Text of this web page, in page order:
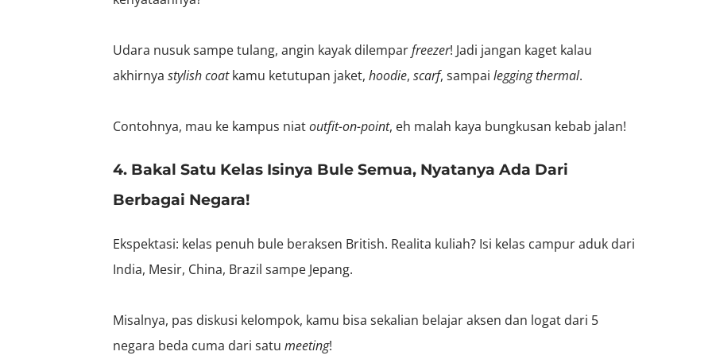
Udara nusuk sampe tulang, angin kayak dilemparfreezer! Jadi jangan kaget kalau
akhirnya stylish coatkamu ketutupan jaket, hoodie, scarf, sampai leggingthermal.
Contohnya, mau ke kampus niatoutfit-on-point, eh malah kaya bungkusan kebab jalan!
4. Bakal Satu Kelas Isinya Bule Semua, Nyatanya Ada Dari
Berbagai Negara!
Ekspektasi: kelas penuh bule beraksen British. Realita kuliah? Isi kelas campur aduk dari
India, Mesir, China, Brazil sampe Jepang.
Misalnya, pas diskusi kelompok, kamu bisa sekalian belajar aksen dan logat dari 5
negara beda cuma dari satu meeting!